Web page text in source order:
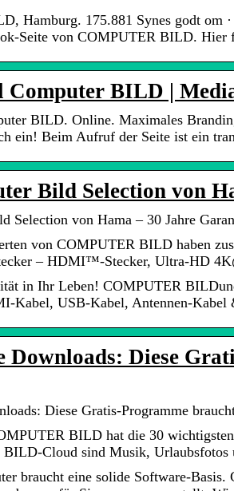
Hamburg. 175.881 Synes godt om
Seite von COMPUTER BILD. Hier
Computer BILD |
BILD. Online. Maximales
ein! Beim Aufruf der Seite ist ein
Bild Selection von
Selection von Hama – 30 Jahre
von COMPUTER BILD haben
– HDMI™-Stecker, Ultra-HD
in Ihr Leben! COMPUTER
Kabel, USB-Kabel, Antennen-
Downloads: Diese
Diese Gratis-Programme
BILD hat die 30
BILD-Cloud sind Musik,
braucht eine solide Software-